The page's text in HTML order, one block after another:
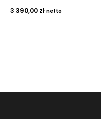
3 390,00 zł netto
KONTAKT